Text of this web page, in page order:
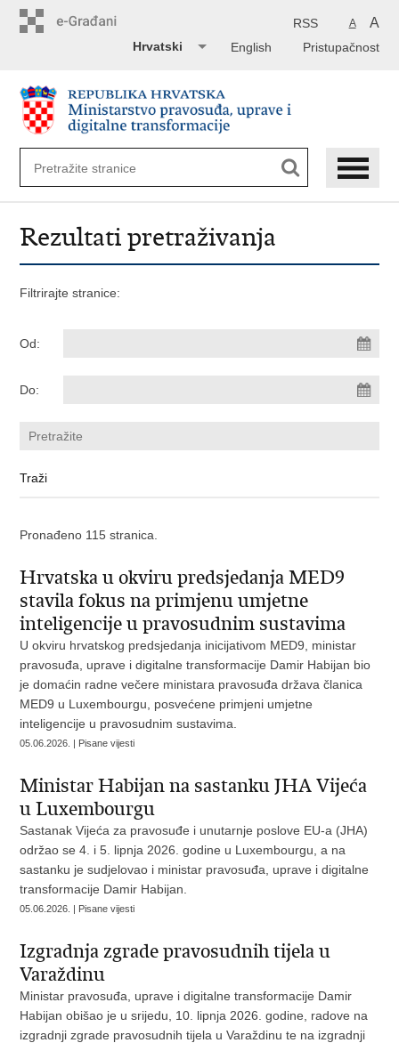
A A
RSS
Pristupačnost
English
Hrvatski
Rezultati pretraživanja
Filtrirajte stranice:
Od:
Do:
Pronađeno 115 stranica.
Hrvatska u okviru predsjedanja MED9
stavila fokus na primjenu umjetne
inteligencije u pravosudnim sustavima
U okviru hrvatskog predsjedanja inicijativom MED9, ministar
pravosuđa, uprave i digitalne transformacije Damir Habijan bio
je domaćin radne večere ministara pravosuđa država članica
MED9 u Luxembourgu, posvećene primjeni umjetne
inteligencije u pravosudnim sustavima.
05.06.2026. | Pisane vijesti
Ministar Habijan na sastanku JHA Vijeća
u Luxembourgu
Sastanak Vijeća za pravosuđe i unutarnje poslove EU-a (JHA)
održao se 4. i 5. lipnja 2026. godine u Luxembourgu, a na
sastanku je sudjelovao i ministar pravosuđa, uprave i digitalne
transformacije Damir Habijan.
05.06.2026. | Pisane vijesti
Izgradnja zgrade pravosudnih tijela u
Varaždinu
Ministar pravosuđa, uprave i digitalne transformacije Damir
Habijan obišao je u srijedu, 10. lipnja 2026. godine, radove na
izgradnji zgrade pravosudnih tijela u Varaždinu te na izgradnji